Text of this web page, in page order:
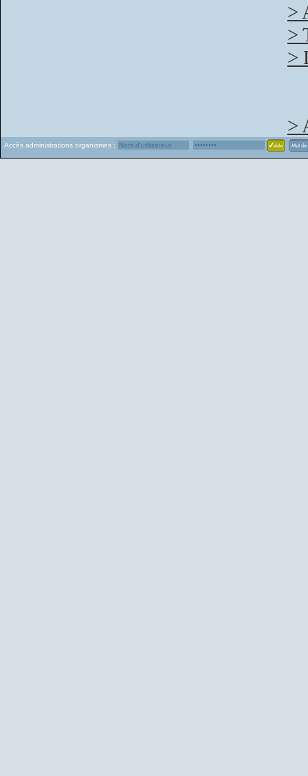
>
>
>
>
Accès administrations organismes :